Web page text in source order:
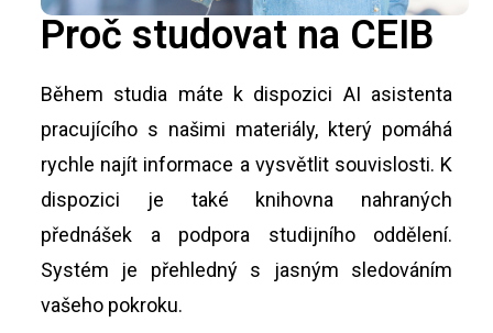
Proč studovat na CEIB
Během studia máte k dispozici AI asistenta
pracujícího s našimi materiály, který pomáhá
rychle najít informace a vysvětlit souvislosti. K
dispozici je také knihovna nahraných
přednášek a podpora studijního oddělení.
Systém je přehledný s jasným sledováním
vašeho pokroku.